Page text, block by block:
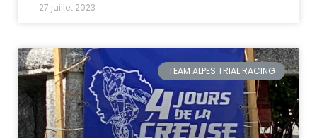
27 juillet 2023
TEAM ALPES TRIAL RACING